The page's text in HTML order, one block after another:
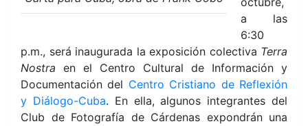
a las
6:30
p.m., será inaugurada la exposición colectiva Terra
Nostra en el Centro Cultural de Información y
Documentación del Centro Cristiano de Reflexión
y Diálogo-Cuba. En ella, algunos integrantes del
Club de Fotografía de Cárdenas expondrán una